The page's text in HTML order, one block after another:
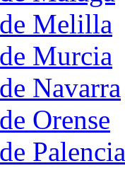
Melilla
Murcia
Navarra
Orense
Palencia